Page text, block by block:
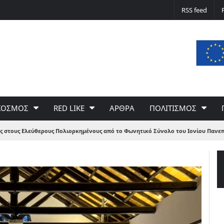
Δε φταίει ο άνεμος… Φταίει η πολιτική
του Γιώργου Σαχίνη
RSS feed
RED LIKE ΑΡΘΡΑ ΠΟΛΙΤΙΣΜΟΣ
στους Ελεύθερους Πολιορκημένους από το Φωνητικό Σύνολο του Ιονίου